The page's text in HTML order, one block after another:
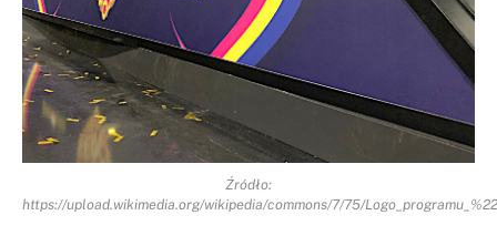
Źródło:
https://upload.wikimedia.org/wikipedia/commons/7/75/